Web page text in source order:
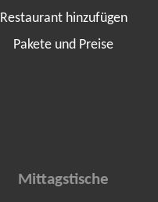
Restaurant hinzufügen
Pakete und Preise
Mittagstische